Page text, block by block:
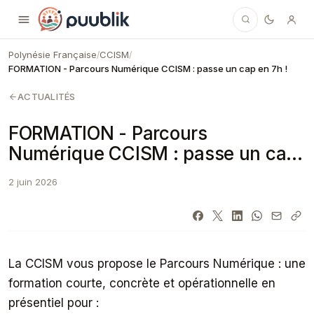
Puublik
Polynésie Française/CCISM/
FORMATION - Parcours Numérique CCISM : passe un cap en 7h !
ACTUALITÉS
FORMATION - Parcours
Numérique CCISM : passe un cap
en 7h !
2 juin 2026
La CCISM vous propose le Parcours Numérique : une
formation courte, concrète et opérationnelle en
présentiel pour :